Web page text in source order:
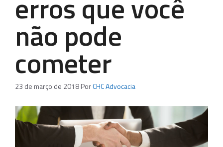
não pode
cometer
23 de março de 2018PorCHC Advocacia